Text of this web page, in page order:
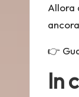
Allora
👉
In